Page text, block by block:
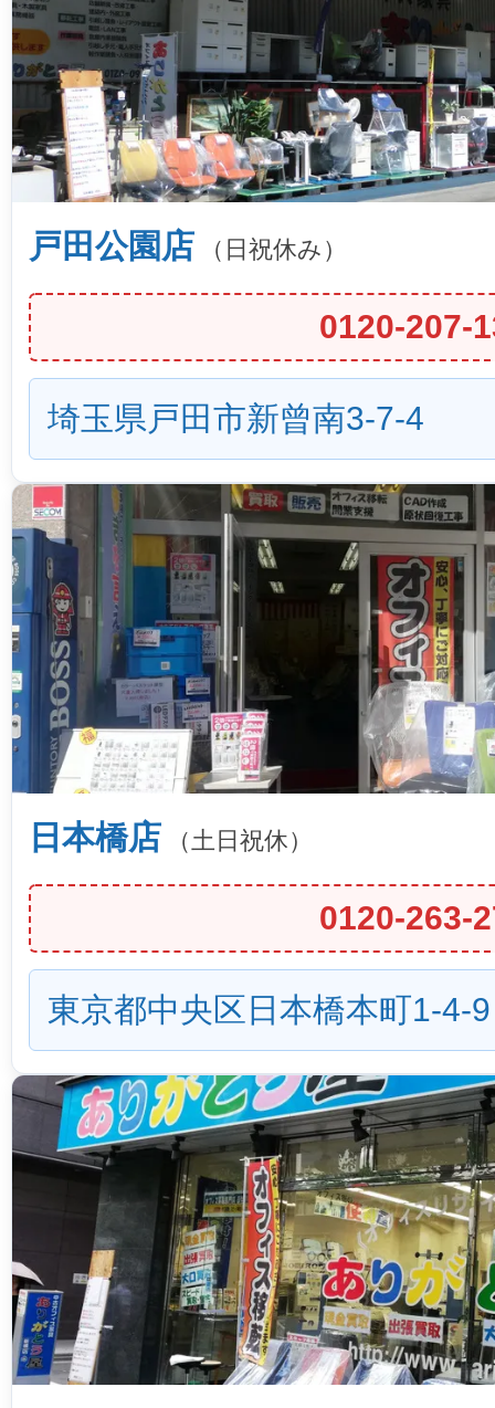
戸田公園店 （日祝休み）
0120-207-
埼玉県戸田市新曾南3-7-4
日本橋店 （土日祝休）
0120-263-
東京都中央区日本橋本町1-4-9